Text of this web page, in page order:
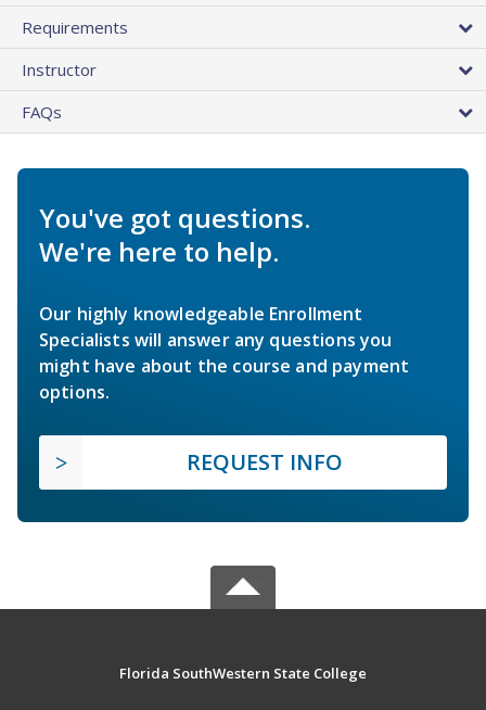
Requirements
Instructor
FAQs
You've got questions.
We're here to help.
Our highly knowledgeable Enrollment
Specialists will answer any questions you
might have about the course and payment
options.
REQUEST INFO
Florida SouthWestern State College